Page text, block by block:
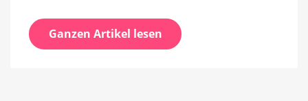
Ganzen Artikel lesen